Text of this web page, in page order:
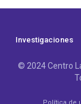
Investigaciones
© 2024 Centro
Política de